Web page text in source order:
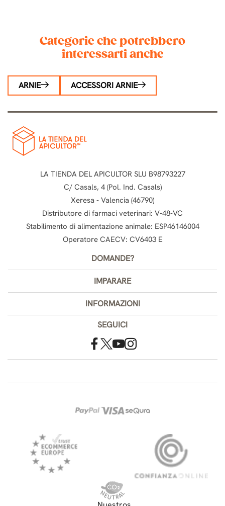
Categorie che potrebbero
interessarti anche
ARNIE ACCESSORI ARNIE
LA TIENDA DEL APICULTOR SLU B98793227
C/ Casals, 4 (Pol. Ind. Casals)
Xeresa - Valencia (46790)
Distributore di farmaci veterinari: V-48-VC
Stabilimento di alimentazione animale: ESP46146004
Operatore CAECV: CV6403 E
DOMANDE?
IMPARARE
INFORMAZIONI
SEGUICI